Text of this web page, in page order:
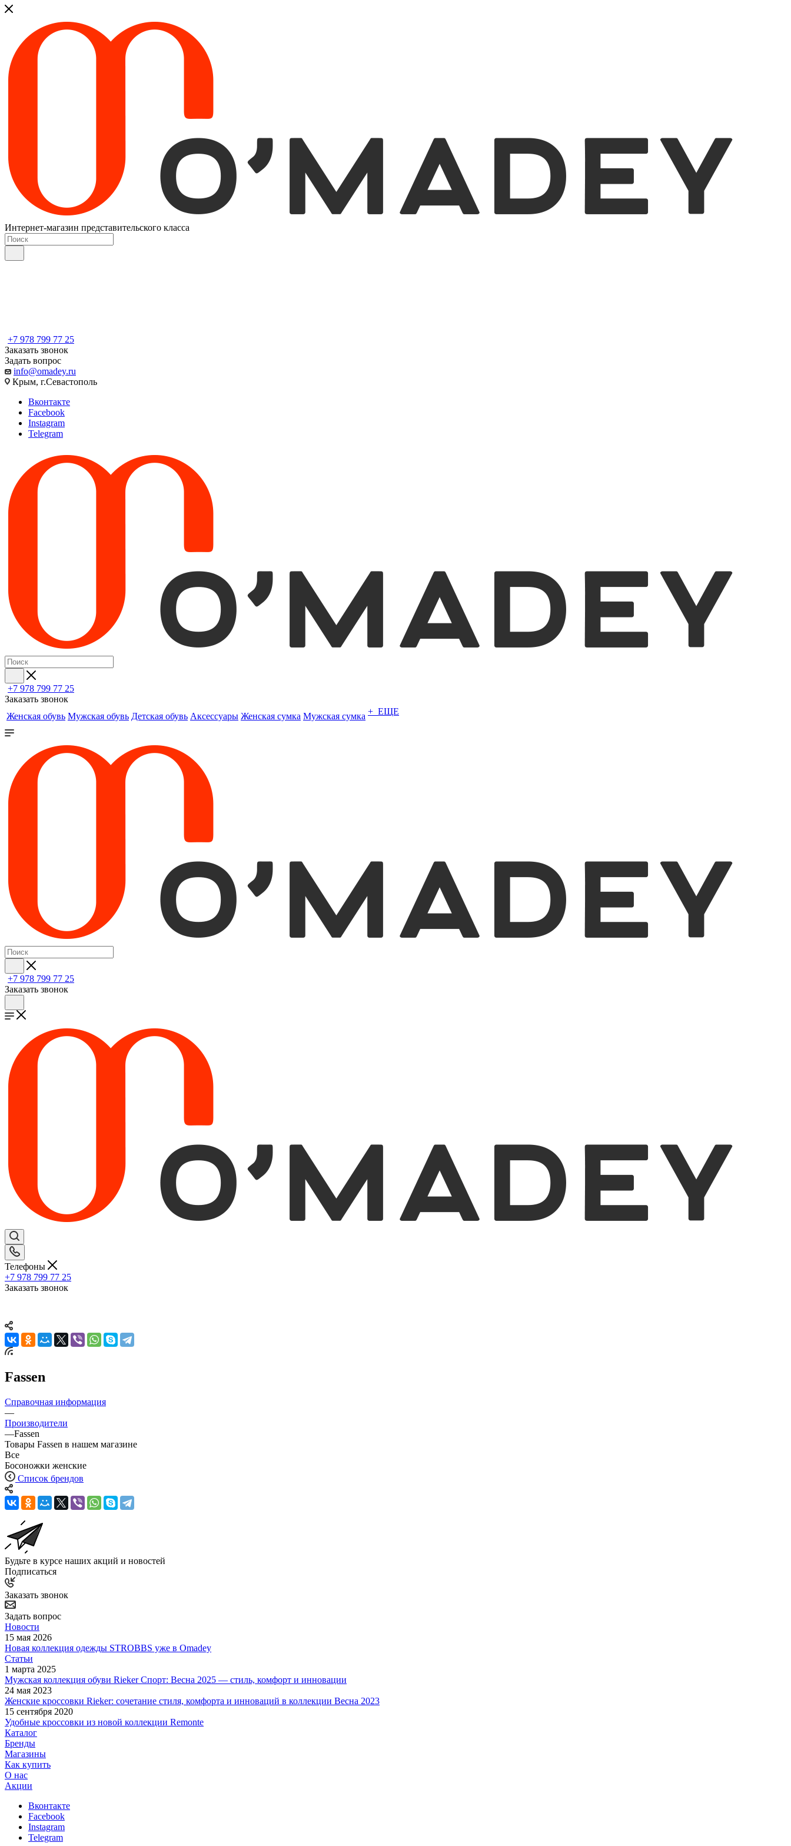
Интернет-магазин представительского класса
+7 978 799 77 25
Заказать звонок
Задать вопрос
info@omadey.ru
Крым, г.Севастополь
Вконтакте
Facebook
Instagram
Telegram
+7 978 799 77 25
Заказать звонок
Женская обувь Мужская обувь Детская обувь Аксессуары Женская сумка Мужская сумка + ЕЩЕ
+7 978 799 77 25
Заказать звонок
Телефоны
+7 978 799 77 25
Заказать звонок
Fassen
Справочная информация
—
Производители
—Fassen
Товары Fassen в нашем магазине
Все
Босоножки женские
Список брендов
Будьте в курсе наших акций и новостей
Подписаться
Заказать звонок
Задать вопрос
Новости
15 мая 2026
Новая коллекция одежды STROBBS уже в Omadey
Статьи
1 марта 2025
Мужская коллекция обуви Rieker Спорт: Весна 2025 — стиль, комфорт и инновации
24 мая 2023
Женские кроссовки Rieker: сочетание стиля, комфорта и инноваций в коллекции Весна 2023
15 сентября 2020
Удобные кроссовки из новой коллекции Remonte
Каталог
Бренды
Магазины
Как купить
О нас
Акции
Вконтакте
Facebook
Instagram
Telegram